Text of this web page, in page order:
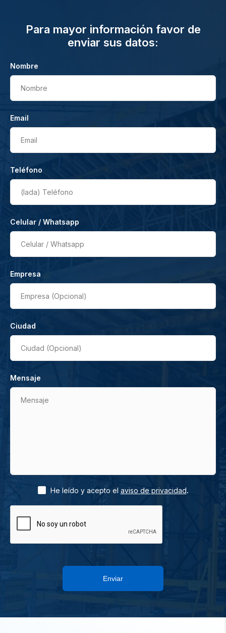
Para mayor información favor de
enviar sus datos:
Nombre
Nombre
Email
Email
Teléfono
(lada) Teléfono
Celular / Whatsapp
Celular / Whatsapp
Empresa
Empresa (Opcional)
Ciudad
Ciudad (Opcional)
Mensaje
Mensaje
He leído y acepto el aviso de privacidad.
Enviar